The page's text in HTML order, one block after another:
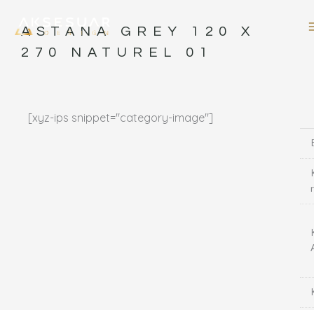
atlaASTANA GREY 120 X
270 NATUREL 01
[xyz-ips snippet="category-image"]